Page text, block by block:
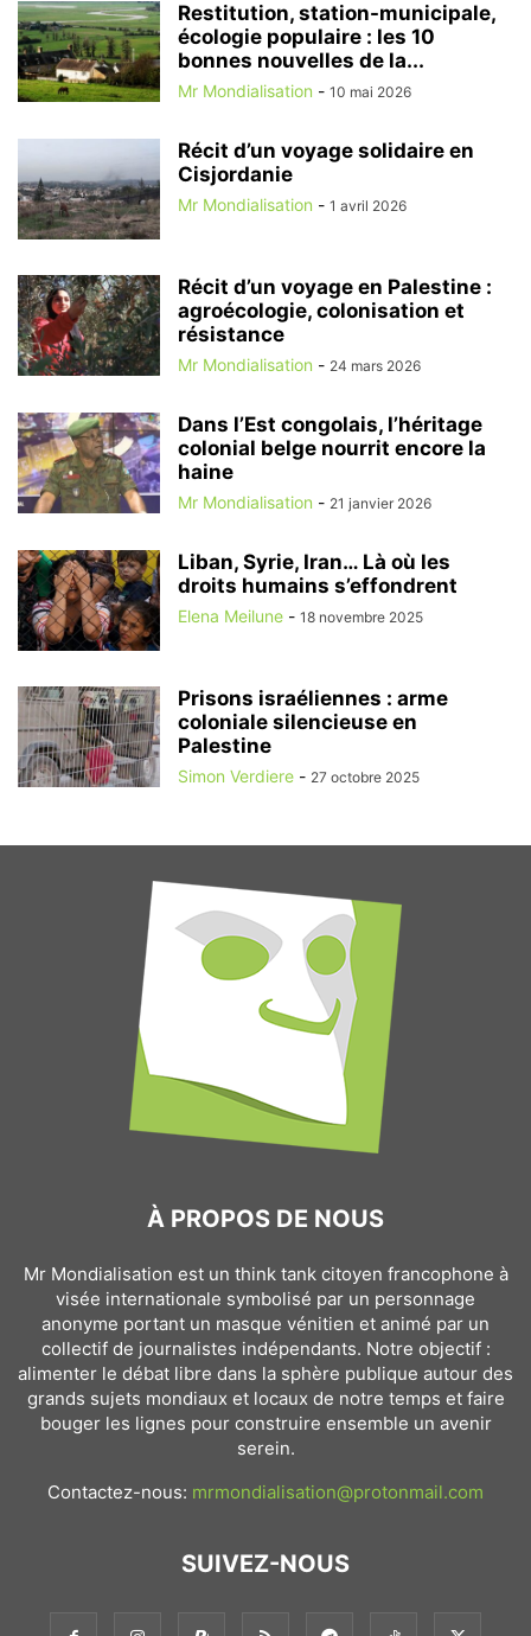
Restitution, station-municipale,
écologie populaire : les 10
bonnes nouvelles de la...
Mr Mondialisation - 10 mai 2026
Récit d’un voyage solidaire en
Cisjordanie
Mr Mondialisation - 1 avril 2026
Récit d’un voyage en Palestine :
agroécologie, colonisation et
résistance
Mr Mondialisation - 24 mars 2026
Dans l’Est congolais, l’héritage
colonial belge nourrit encore la
haine
Mr Mondialisation - 21 janvier 2026
Liban, Syrie, Iran… Là où les
droits humains s’effondrent
Elena Meilune - 18 novembre 2025
Prisons israéliennes : arme
coloniale silencieuse en
Palestine
Simon Verdiere - 27 octobre 2025
À PROPOS DE NOUS
Mr Mondialisation est un think tank citoyen francophone à
visée internationale symbolisé par un personnage
anonyme portant un masque vénitien et animé par un
collectif de journalistes indépendants. Notre objectif :
alimenter le débat libre dans la sphère publique autour des
grands sujets mondiaux et locaux de notre temps et faire
bouger les lignes pour construire ensemble un avenir
serein.
Contactez-nous: mrmondialisation@protonmail.com
SUIVEZ-NOUS